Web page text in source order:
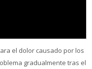
el dolor causado por los
gradualmente tras el